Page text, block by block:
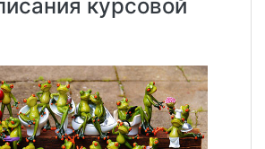
на базе
по одной
отличие от обзорных,
одного литературного
источника на заданную
рефераты предназначены
курсовой